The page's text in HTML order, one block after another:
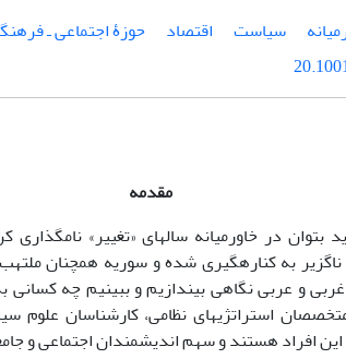
سیاست اقتصاد
حوزۀ اجتماعی ـ
مقدمه
2011 و 2012 را شاید بتوان در خاورمیانه سال‏ها‏ی
به کناره‏گیری شده و سوریه همچنان
و عربی نگاهی بیندازیم و ببینیم چه کسانی
استراتژی‏ها‏ی نظامی، کارشناسان علوم
افراد هستند و سهم ‏اندیشمندان اجتماعی و